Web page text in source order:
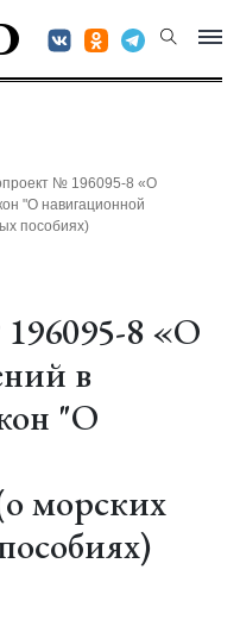
№ 196095-8 «О
"О навигационной
пособиях)
8 «О
в
"О
морских